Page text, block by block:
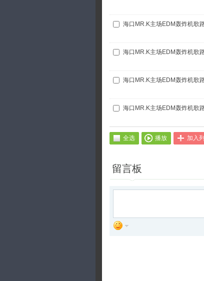
海口MR.K主场EDM轰炸机歌
海口MR.K主场EDM轰炸机歌
海口MR.K主场EDM轰炸机歌
海口MR.K主场EDM轰炸机歌
全选 播放 加入
留言板